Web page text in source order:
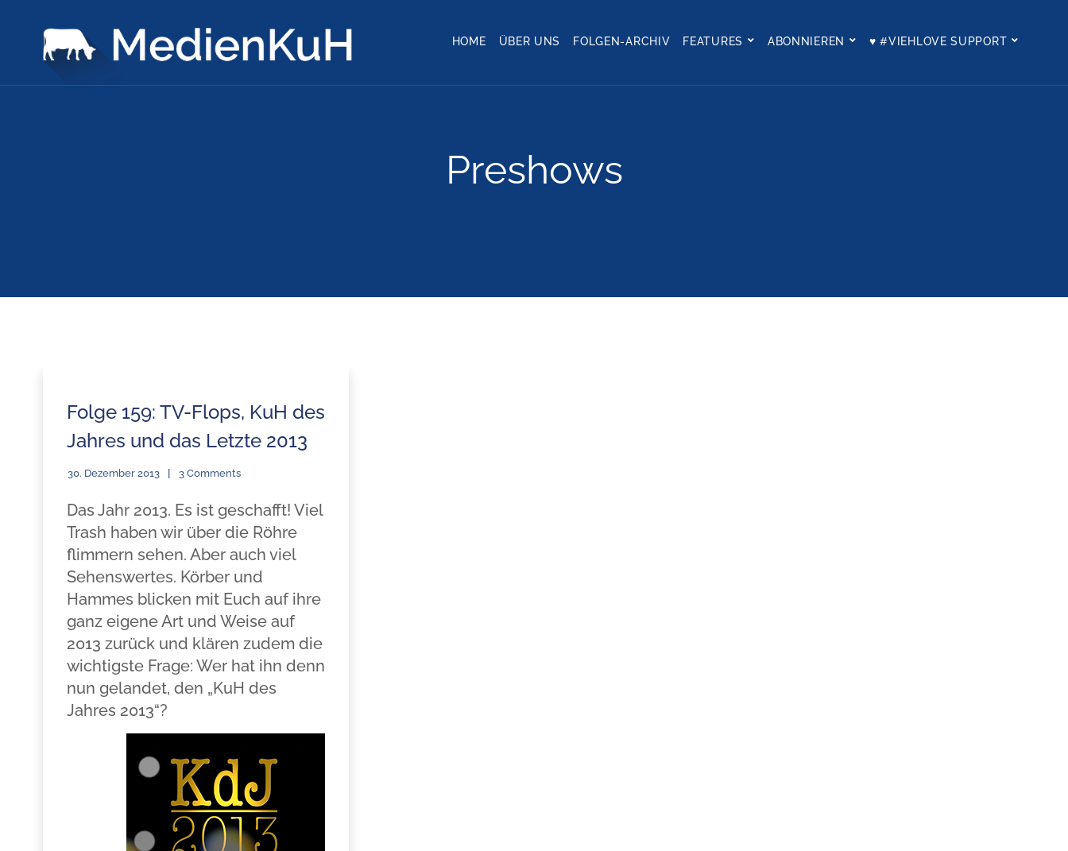
HOME ÜBER UNS FOLGEN-ARCHIV FEATURES ABONNIEREN ♥ #VIEHLOVE SUPPORT
Preshows
Folge 159: TV-Flops, KuH des
Jahres und das Letzte 2013
30. Dezember 2013 3 Comments
Das Jahr 2013. Es ist geschafft! Viel
Trash haben wir über die Röhre
flimmern sehen. Aber auch viel
Sehenswertes. Körber und
Hammes blicken mit Euch auf ihre
ganz eigene Art und Weise auf
2013 zurück und klären zudem die
wichtigste Frage: Wer hat ihn denn
nun gelandet, den „KuH des
Jahres 2013“?